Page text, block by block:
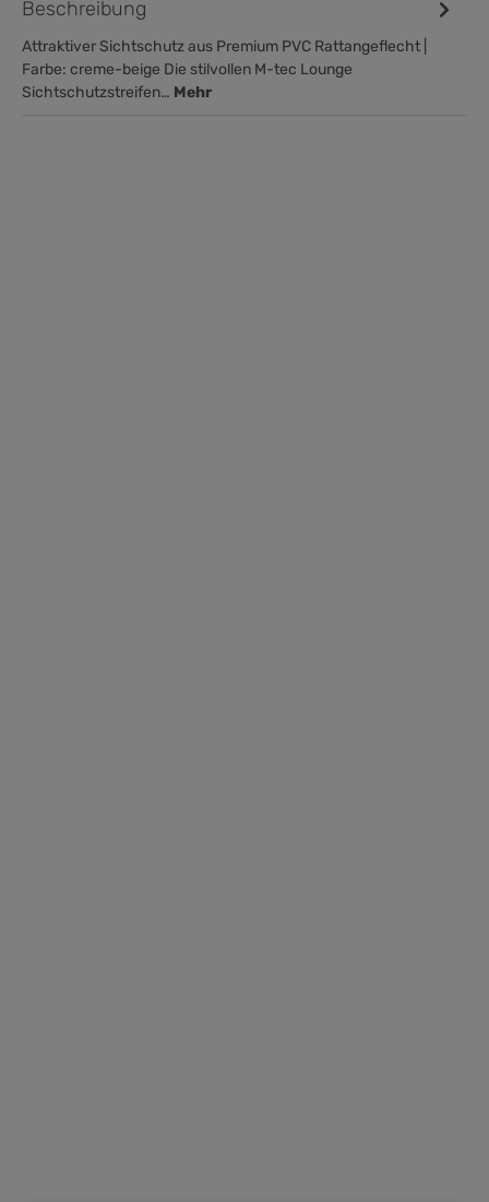
Beschreibung
Attraktiver Sichtschutz aus Premium PVC Rattangeflecht |
Farbe: creme-beige Die stilvollen M-tec Lounge
Sichtschutzstreifen… Mehr